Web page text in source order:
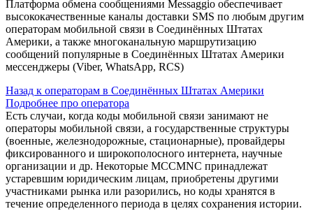
Платформа обмена сообщениями Messaggio обеспечивает
высококачественные каналы доставки SMS по любым другим
операторам мобильной связи в Соединённых Штатах
Америки, а также многоканальную маршрутизацию
сообщений популярные в Соединённых Штатах Америки
мессенджеры (Viber, WhatsApp, RCS)
Назад к операторам в Соединённых Штатах Америки
Подробнее про оператора
Есть случаи, когда коды мобильной связи занимают не
операторы мобильной связи, а государственные структуры
(военные, железнодорожные, стационарные), провайдеры
фиксированного и широкополосного интернета, научные
организации и др. Некоторые MCCMNC принадлежат
устаревшим юридическим лицам, приобретены другими
участниками рынка или разорились, но коды хранятся в
течение определенного периода в целях сохранения истории.